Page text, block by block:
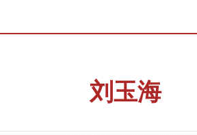
刘玉海